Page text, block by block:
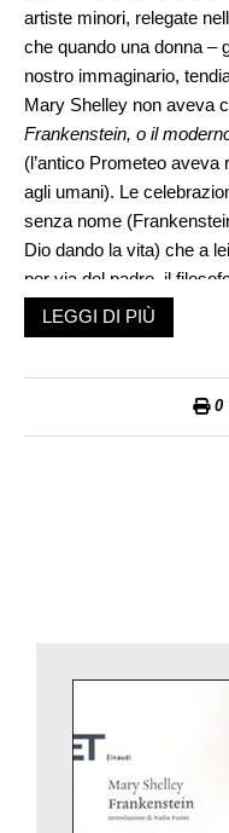
artiste minori, relegate
che quando una donna –
nostro immaginario,
Mary Shelley non aveva
Frankenstein, o il
(l’antico Prometeo aveva
agli umani). Le
senza nome
Dio dando la vita) che a
per via del padre, il
madre, la suffragetta
diritti delle donne in un
(ribattezzato Golfo dei
Thrilling Adventures of
mai tradotta in italiano).
tesi: la scrittrice
LEGGI DI PIÙ
0